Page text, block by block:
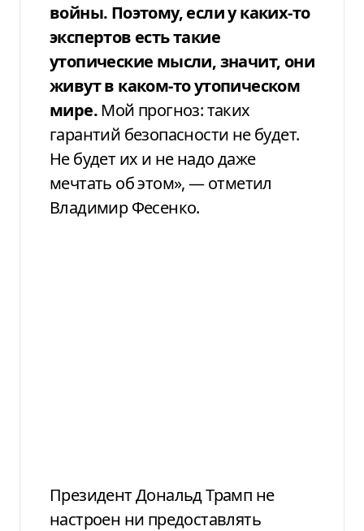
войны. Поэтому, если у каких-то
экспертов есть такие
утопические мысли, значит, они
живут в каком-то утопическом
мире. Мой прогноз: таких
гарантий безопасности не будет.
Не будет их и не надо даже
мечтать об этом», — отметил
Владимир Фесенко.
Президент Дональд Трамп не
настроен ни предоставлять